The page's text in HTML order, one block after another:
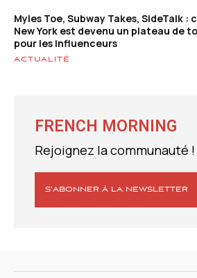
Myles Toe, Subway Takes, SideTalk :
New York est devenu un plateau de
pour les influenceurs
ACTUALITÉ
FRENCH MORNING
Rejoignez la communauté !
S’ABONNER À LA NEWSLETTER